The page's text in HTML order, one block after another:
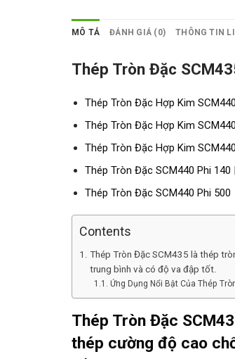
MÔ TẢ ĐÁNH GIÁ (0) THÔNG TIN
Thép Tròn Đặc
Thép Tròn Đặc Hợp Kim
Thép Tròn Đặc Hợp Kim
Thép Tròn Đặc Hợp Kim
Thép Tròn Đặc SCM440 Phi 140
Thép Tròn Đặc SCM440 Phi 500
Contents
Thép Tròn Đặc SCM435 là thép
trung bình và có độ va đập tốt.
Ứng Dụng Nổi Bật Của Thép
Thép Tròn Đặc
thép cường độ cao